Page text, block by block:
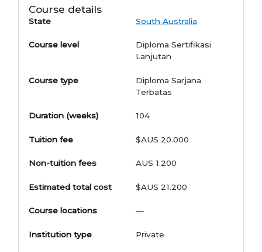
Course details
State South Australia
Course level
Diploma Sertifikasi
Lanjutan
Course type
Diploma Sarjana
Terbatas
Duration (weeks) 104
Tuition fee $AUS 20.000
Non-tuition fees AUS 1.200
Estimated total cost $AUS 21.200
Course locations —
Institution type Private